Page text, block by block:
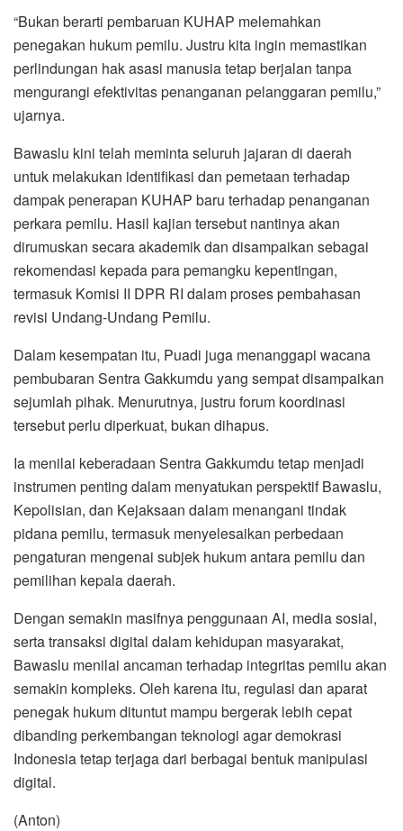
“Bukan berarti pembaruan KUHAP melemahkan
penegakan hukum pemilu. Justru kita ingin memastikan
perlindungan hak asasi manusia tetap berjalan tanpa
mengurangi efektivitas penanganan pelanggaran pemilu,”
ujarnya.
Bawaslu kini telah meminta seluruh jajaran di daerah
untuk melakukan identifikasi dan pemetaan terhadap
dampak penerapan KUHAP baru terhadap penanganan
perkara pemilu. Hasil kajian tersebut nantinya akan
dirumuskan secara akademik dan disampaikan sebagai
rekomendasi kepada para pemangku kepentingan,
termasuk Komisi II DPR RI dalam proses pembahasan
revisi Undang-Undang Pemilu.
Dalam kesempatan itu, Puadi juga menanggapi wacana
pembubaran Sentra Gakkumdu yang sempat disampaikan
sejumlah pihak. Menurutnya, justru forum koordinasi
tersebut perlu diperkuat, bukan dihapus.
Ia menilai keberadaan Sentra Gakkumdu tetap menjadi
instrumen penting dalam menyatukan perspektif Bawaslu,
Kepolisian, dan Kejaksaan dalam menangani tindak
pidana pemilu, termasuk menyelesaikan perbedaan
pengaturan mengenai subjek hukum antara pemilu dan
pemilihan kepala daerah.
Dengan semakin masifnya penggunaan AI, media sosial,
serta transaksi digital dalam kehidupan masyarakat,
Bawaslu menilai ancaman terhadap integritas pemilu akan
semakin kompleks. Oleh karena itu, regulasi dan aparat
penegak hukum dituntut mampu bergerak lebih cepat
dibanding perkembangan teknologi agar demokrasi
Indonesia tetap terjaga dari berbagai bentuk manipulasi
digital.
(Anton)